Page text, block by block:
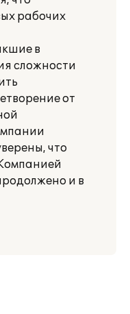
рабочих
в
сложности
от
что
и в